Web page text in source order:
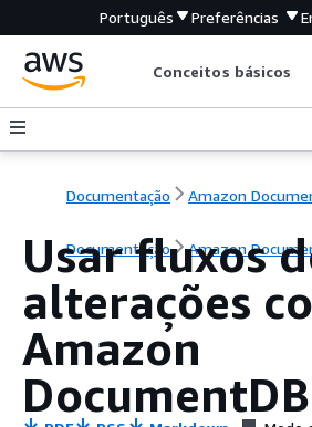
Português Preferências
Conceitos básicos
Documentação Amazon
Documentação Amazon
Usar fluxos
alterações
Amazon
DocumentDB